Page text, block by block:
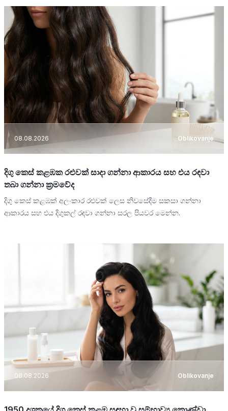
08.08.2026 Oblikovanje
දිගු කෙස් කළඹක රළුවක් සාදා ගන්නා ආකාරය සහ එය රඳවා
තබා ගන්නා ක්‍රමවේද
දිගු කෙස් කළඹක් අලංකාර රළුවක් ලෙස නිවසේදීම සකසා ගන්නා
ආකාරය සහ එය දිගුකල් රඳවා ගන්නා සරල පියවර මෙන්න.
08.08.2026 Oblikovanje